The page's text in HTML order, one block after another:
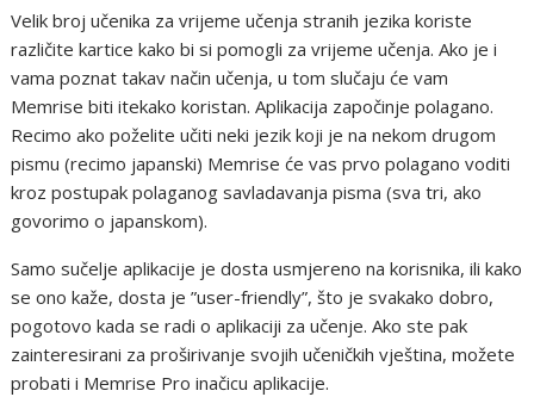
Velik broj učenika za vrijeme učenja stranih jezika koriste
različite kartice kako bi si pomogli za vrijeme učenja. Ako je i
vama poznat takav način učenja, u tom slučaju će vam
Memrise biti itekako koristan. Aplikacija započinje polagano.
Recimo ako poželite učiti neki jezik koji je na nekom drugom
pismu (recimo japanski) Memrise će vas prvo polagano voditi
kroz postupak polaganog savladavanja pisma (sva tri, ako
govorimo o japanskom).
Samo sučelje aplikacije je dosta usmjereno na korisnika, ili kako
se ono kaže, dosta je ”user-friendly”, što je svakako dobro,
pogotovo kada se radi o aplikaciji za učenje. Ako ste pak
zainteresirani za proširivanje svojih učeničkih vještina, možete
probati i Memrise Pro inačicu aplikacije.